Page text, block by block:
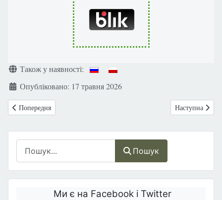
Пошук
Ми є на Facebook і Twitter
ДеталіТакож у наявності:
Опубліковано: 17 травня 2026
Попередня стаття: Ватикан оприлюднив оновлену декларацію про
Попередня Наступна
Наступна